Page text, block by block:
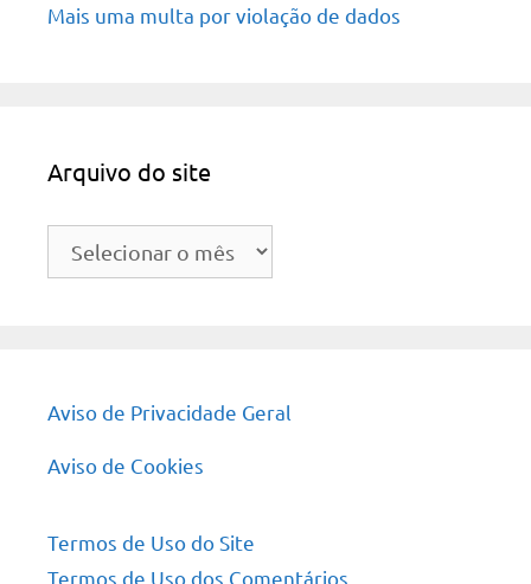
Mais uma multa por violação de dados
Arquivo do site
Arquivo
Aviso de Privacidade Geral
Aviso de Cookies
Termos de Uso do Site
Termos de Uso dos Comentários